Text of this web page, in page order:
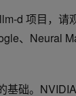
d 项目，请
、Neural
基础。